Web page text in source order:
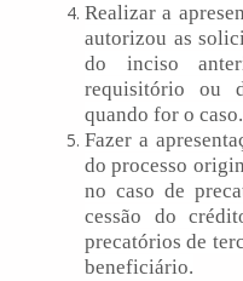
Realizar a
autorizou as
do inciso
requisitório ou
quando for o caso.
Fazer a
do processo
no caso de
cessão do
precatórios de
beneficiário.